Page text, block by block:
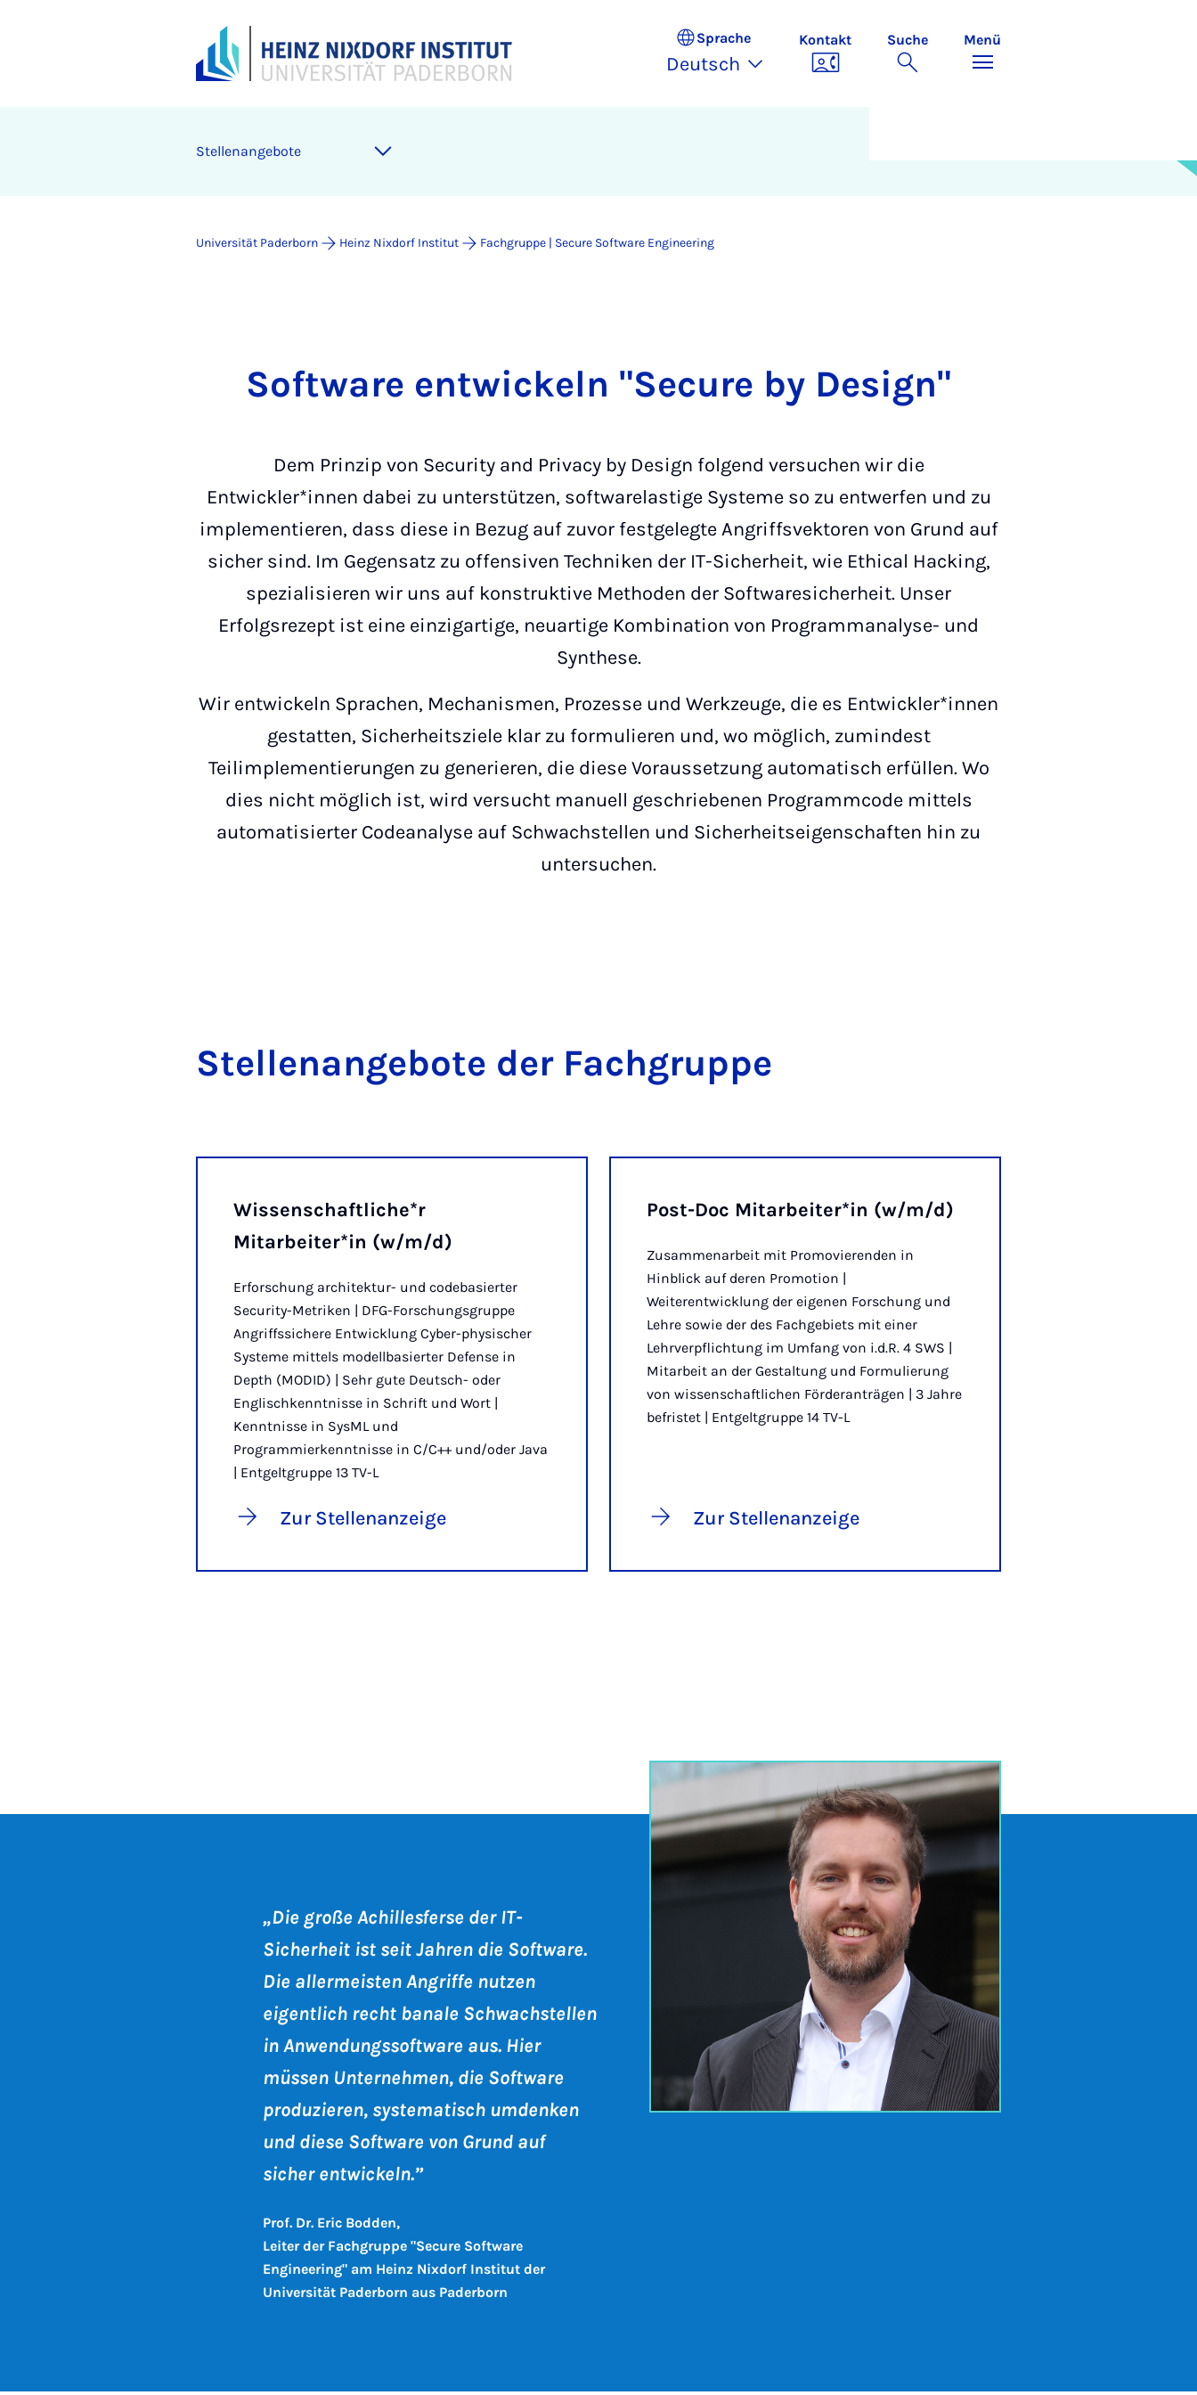
Sprache
Deutsch
Kontakt Suche Menü
Stellenangebote
Universität Paderborn Heinz Nixdorf Institut Fachgruppe | Secure Software Engineering
Software entwickeln "Secure by Design"
Dem Prinzip von Security and Privacy by Design folgend versuchen wir die
Entwickler*innen dabei zu unterstützen, softwarelastige Systeme so zu entwerfen und zu
implementieren, dass diese in Bezug auf zuvor festgelegte Angriffsvektoren von Grund auf
sicher sind. Im Gegensatz zu offensiven Techniken der IT-Sicherheit, wie Ethical Hacking,
spezialisieren wir uns auf konstruktive Methoden der Softwaresicherheit. Unser
Erfolgsrezept ist eine einzigartige, neuartige Kombination von Programmanalyse- und
Synthese.
Wir entwickeln Sprachen, Mechanismen, Prozesse und Werkzeuge, die es Entwickler*innen
gestatten, Sicherheitsziele klar zu formulieren und, wo möglich, zumindest
Teilimplementierungen zu generieren, die diese Voraussetzung automatisch erfüllen. Wo
dies nicht möglich ist, wird versucht manuell geschriebenen Programmcode mittels
automatisierter Codeanalyse auf Schwachstellen und Sicherheitseigenschaften hin zu
untersuchen.
Stel­len­an­ge­bo­te der Fach­grup­pe
Wissenschaftliche*r
Mitarbeiter*in (w/m/d)
Erforschung architektur- und codebasierter
Security-Metriken | DFG-Forschungsgruppe
Angriffssichere Entwicklung Cyber-physischer
Systeme mittels modellbasierter Defense in
Depth (MODID) | Sehr gute Deutsch- oder
Englischkenntnisse in Schrift und Wort |
Kenntnisse in SysML und
Programmierkenntnisse in C/C++ und/oder Java
| Entgeltgruppe 13 TV-L
Zur Stellenanzeige
Post-Doc Mitarbeiter*in (w/m/d)
Zusammenarbeit mit Promovierenden in
Hinblick auf deren Promotion |
Weiterentwicklung der eigenen Forschung und
Lehre sowie der des Fachgebiets mit einer
Lehrverpflichtung im Umfang von i.d.R. 4 SWS |
Mitarbeit an der Gestaltung und Formulierung
von wissenschaftlichen Förderanträgen | 3 Jahre
befristet | Entgeltgruppe 14 TV-L
Zur Stellenanzeige
„Die große Achillesferse der IT-
Sicherheit ist seit Jahren die Software.
Die allermeisten Angriffe nutzen
eigentlich recht banale Schwachstellen
in Anwendungssoftware aus. Hier
müssen Unternehmen, die Software
produzieren, systematisch umdenken
und diese Software von Grund auf
sicher entwickeln.”
Prof. Dr. Eric Bodden,
Leiter der Fachgruppe "Secure Software
Engineering" am Heinz Nixdorf Institut der
Universität Paderborn aus Paderborn